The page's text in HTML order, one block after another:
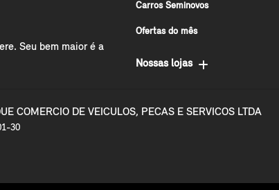
Seu bem maior é a
Carros Seminovos
Ofertas do mês
Nossas lojas
COMERCIO DE VEICULOS, PECAS E SERVICOS LTDA
30